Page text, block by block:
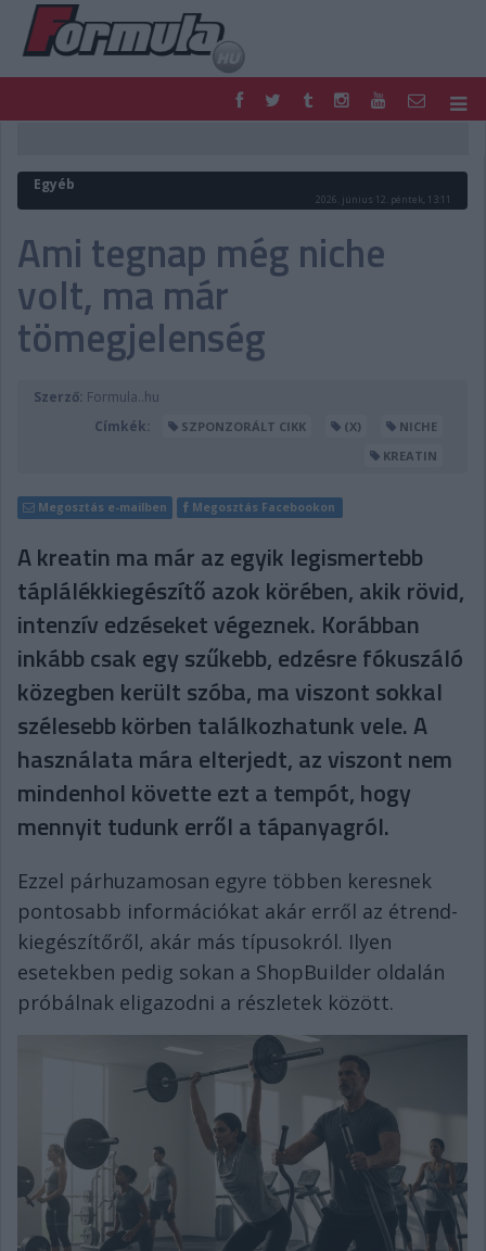
FORMULA
MOTOR
PODCAST
SHOP
TIPPJÁTÉK
DIGITÁLIS MAGAZIN
VERSENYNAPTÁRAK
Egyéb
2026. június 12. péntek, 13:11
Ami tegnap még niche
volt, ma már
tömegjelenség
Szerző: Formula..hu
Címkék:
SZPONZORÁLT CIKK (X)
NICHE
KREATIN
Megosztás e-mailben Megosztás Facebookon
A kreatin ma már az egyik legismertebb
táplálékkiegészítő azok körében, akik rövid,
intenzív edzéseket végeznek. Korábban
inkább csak egy szűkebb, edzésre fókuszáló
közegben került szóba, ma viszont sokkal
szélesebb körben találkozhatunk vele. A
használata mára elterjedt, az viszont nem
mindenhol követte ezt a tempót, hogy
mennyit tudunk erről a tápanyagról.
Ezzel párhuzamosan egyre többen keresnek
pontosabb információkat akár erről az étrend-
kiegészítőről, akár más típusokról. Ilyen
esetekben pedig sokan a ShopBuilder oldalán
próbálnak eligazodni a részletek között.